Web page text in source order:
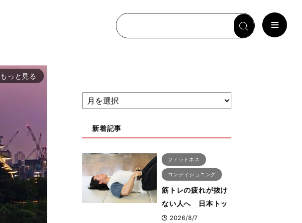
もっと見る
新着記事
フィットネス
コンディショニング
筋トレの疲れが抜け
ない人へ 日本トッ
プボディビルダー・
2026/8/7